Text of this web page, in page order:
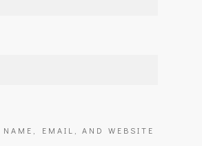
EMAIL, AND WEBSITE